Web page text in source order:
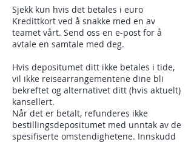
Sjekk kun hvis det betales i euro
Kredittkort ved å snakke med en av
teamet vårt. Send oss en e-post for å
avtale en samtale med deg.
Hvis depositumet ditt ikke betales i tide,
vil ikke reisearrangementene dine bli
bekreftet og alternativet ditt (hvis aktuelt)
kansellert.
Når det er betalt, refunderes ikke
bestillingsdepositumet med unntak av de
spesifiserte omstendighetene. Innskudd